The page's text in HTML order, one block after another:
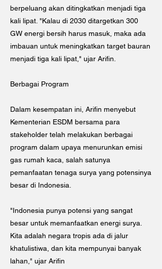
berpeluang akan ditingkatkan menjadi tiga
kali lipat. "Kalau di 2030 ditargetkan 300
GW energi bersih harus masuk, maka ada
imbauan untuk meningkatkan target bauran
menjadi tiga kali lipat," ujar Arifin.
Berbagai Program
Dalam kesempatan ini, Arifin menyebut
Kementerian ESDM bersama para
stakeholder telah melakukan berbagai
program dalam upaya menurunkan emisi
gas rumah kaca, salah satunya
pemanfaatan tenaga surya yang potensinya
besar di Indonesia.
"Indonesia punya potensi yang sangat
besar untuk memanfaatkan energi surya.
Kita adalah negara tropis ada di jalur
khatulistiwa, dan kita mempunyai banyak
lahan," ujar Arifin